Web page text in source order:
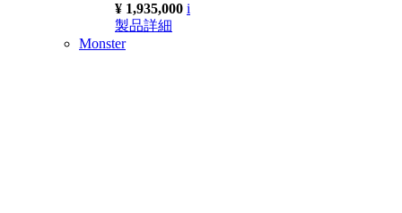
¥ 1,935,000 i
製品詳細
Monster